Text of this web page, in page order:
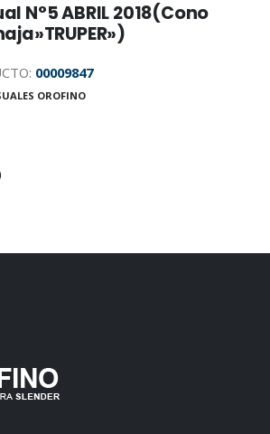
N°5 ABRIL 2018(Cono
00009847
OROFINO